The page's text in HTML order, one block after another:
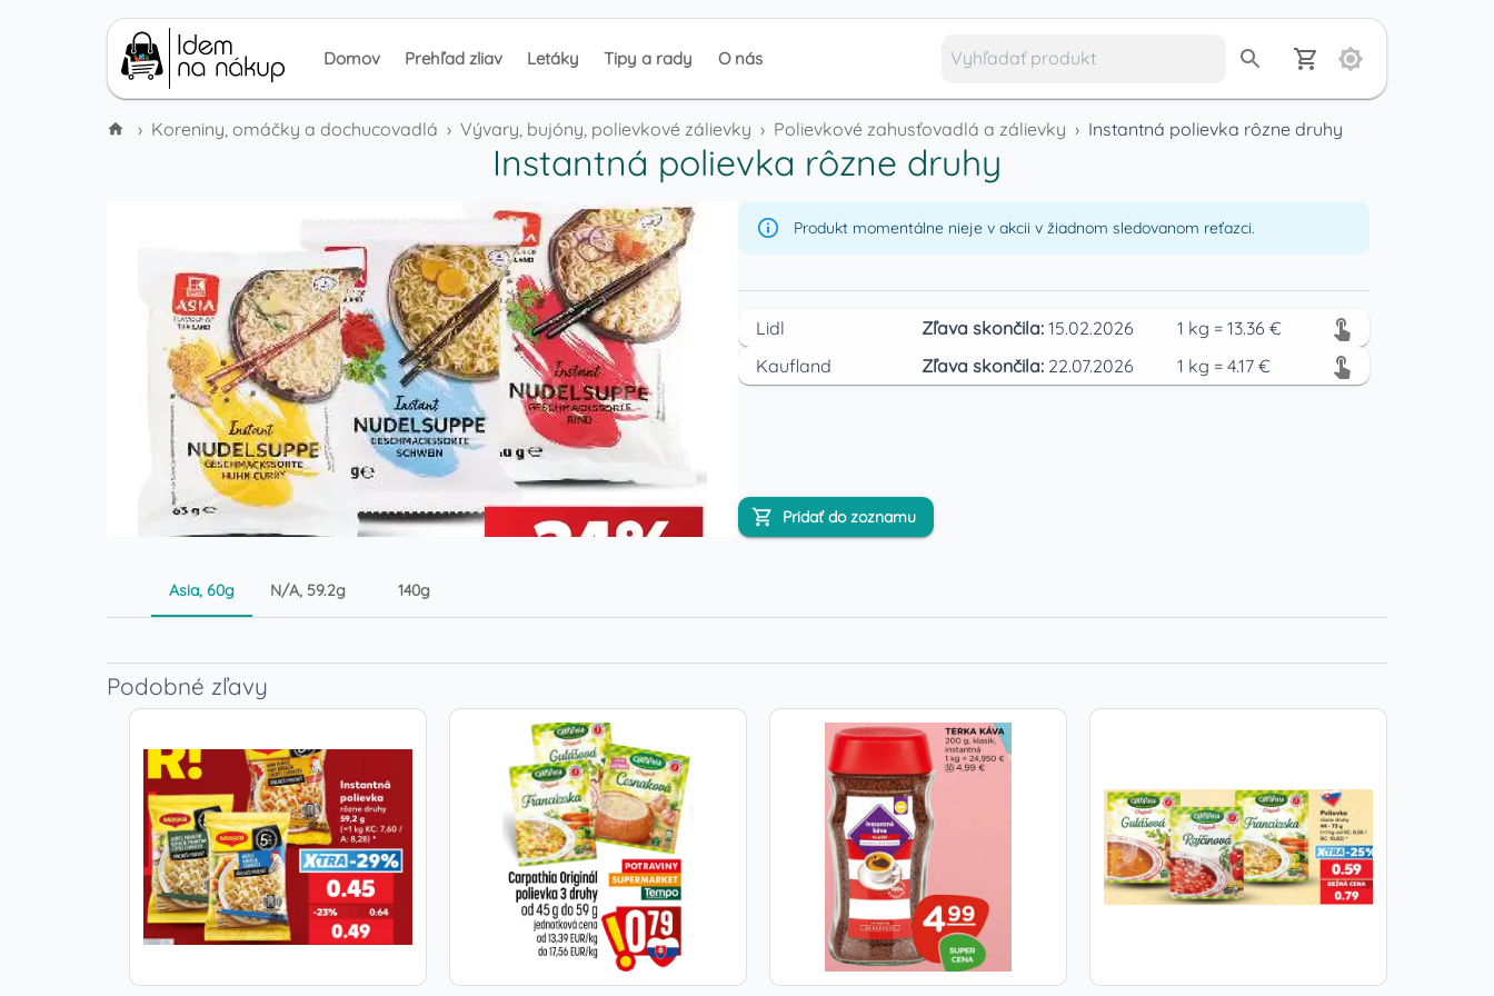
Domov Prehľad zliav Letáky Tipy a rady O nás
› Koreniny, omáčky a dochucovadlá › Vývary, bujóny, polievkové zálievky › Polievkové zahusťovadlá a zálievky › Instantná polievka rôzne druhy
Instantná polievka rôzne druhy
Produkt momentálne nieje v akcii v žiadnom sledovanom reťazci.
Lidl Zľava skončila: 15.02.2026 1 kg = 13.36 €
Kaufland
Zľava skončila: 22.07.2026 1 kg = 4.17€
Pridať do zoznamu
Asia, 60g N/A, 59.2g 140g
Podobné zľavy